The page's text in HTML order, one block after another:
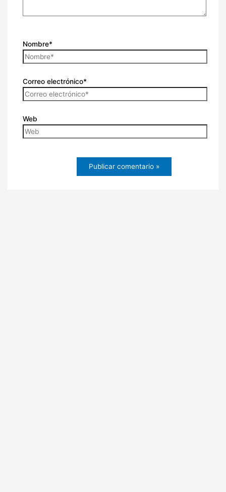
Nombre*
Correo electrónico*
Web